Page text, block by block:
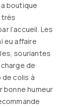
boutique
très
l’accueil. Les
eu affaire
souriantes
de
colis à
bonne humeur